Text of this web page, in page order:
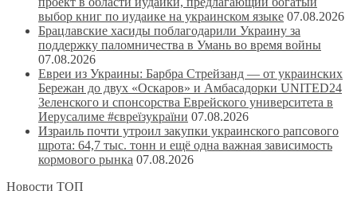
выбор книг по иудаике на украинском языке 07.08.2026
Брацлавские хасиды поблагодарили Украину за
поддержку паломничества в Умань во время войны
07.08.2026
Евреи из Украины: Барбра Стрейзанд — от украинских
Бережан до двух «Оскаров» и Амбасадорки UNITED24
Зеленского и спонсорства Еврейского университета в
Иерусалиме #євреїзукраїни 07.08.2026
Израиль почти утроил закупки украинского рапсового
шрота: 64,7 тыс. тонн и ещё одна важная зависимость
кормового рынка 07.08.2026
Новости ТОП